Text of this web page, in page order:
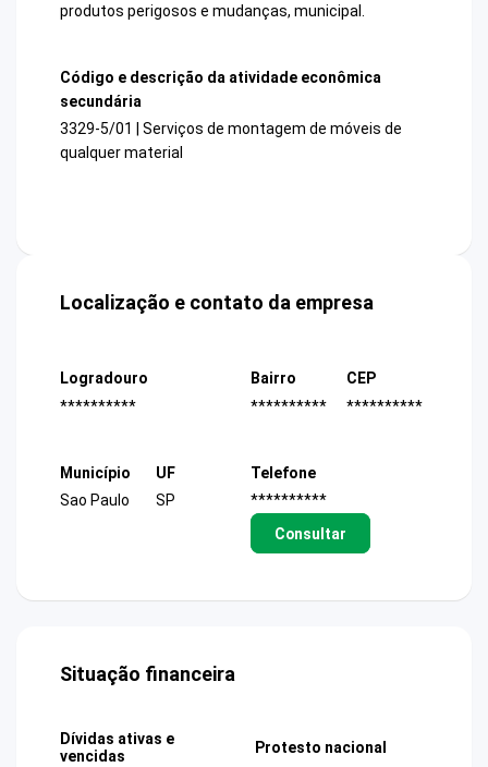
produtos perigosos e mudanças, municipal.
Código e descrição da atividade econômica
secundária
3329-5/01 | Serviços de montagem de móveis de
qualquer material
Localização e contato da empresa
Logradouro
**********
Bairro
**********
CEP
**********
Município
Sao Paulo
UF
SP
Telefone
**********
Consultar
Situação financeira
Dívidas ativas e
vencidas
Protesto nacional